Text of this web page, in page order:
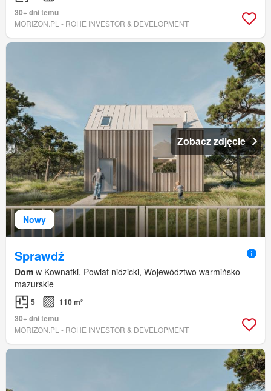
30+ dni temu
MORIZON.PL - ROHE INVESTOR & DEVELOPMENT
Nowy
Zobacz zdjęcie
Sprawdź
Dom w Kownatki, Powiat nidzicki, Województwo warmińsko-
mazurskie
5
110 m²
30+ dni temu
MORIZON.PL - ROHE INVESTOR & DEVELOPMENT